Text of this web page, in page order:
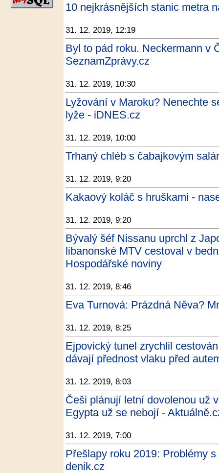
10 nejkrásnějších stanic metra
31. 12. 2019, 12:19
Byl to pád roku. Neckermann v
SeznamZprávy.cz
31. 12. 2019, 10:30
Lyžování v Maroku? Nenechte
lyže - iDNES.cz
31. 12. 2019, 10:00
Trhaný chléb s čabajkovým
31. 12. 2019, 9:20
Kakaový koláč s hruškami -
31. 12. 2019, 9:20
Bývalý šéf Nissanu uprchl z
libanonské MTV cestoval v
Hospodářské noviny
31. 12. 2019, 8:46
Eva Turnová: Prázdná Něva?
31. 12. 2019, 8:25
Ejpovický tunel zrychlil
dávají přednost vlaku před
31. 12. 2019, 8:03
Češi plánují letní dovolenou už
Egypta už se nebojí -
31. 12. 2019, 7:00
Přešlapy roku 2019: Problémy
denik.cz